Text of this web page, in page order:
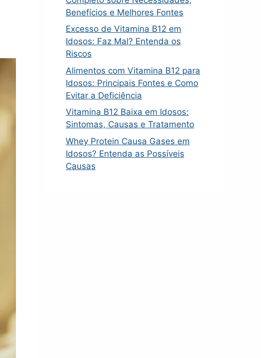
Benefícios e Melhores Fontes
Excesso de Vitamina B12 em
Idosos: Faz Mal? Entenda os
Riscos
Alimentos com Vitamina B12 para
Idosos: Principais Fontes e Como
Evitar a Deficiência
Vitamina B12 Baixa em Idosos:
Sintomas, Causas e Tratamento
Whey Protein Causa Gases em
Idosos? Entenda as Possíveis
Causas